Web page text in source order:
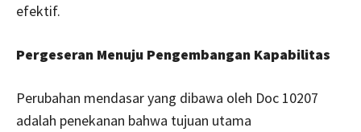
efektif.
Pergeseran Menuju Pengembangan Kapabilitas
Perubahan mendasar yang dibawa oleh Doc 10207
adalah penekanan bahwa tujuan utama